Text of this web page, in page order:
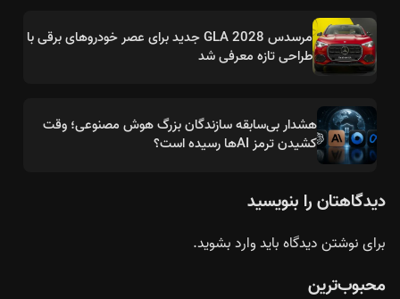
مرسدس GLA 2028 جدید برای عصر خودروهای برقی با
طراحی تازه معرفی شد
هشدار بی‌سابقه سازندگان بزرگ هوش مصنوعی؛ وقت
کشیدن ترمز AIها رسیده است؟
دیدگاهتان را بنویسید
برای نوشتن دیدگاه بایدوارد بشوید.
محبوب‌ترین